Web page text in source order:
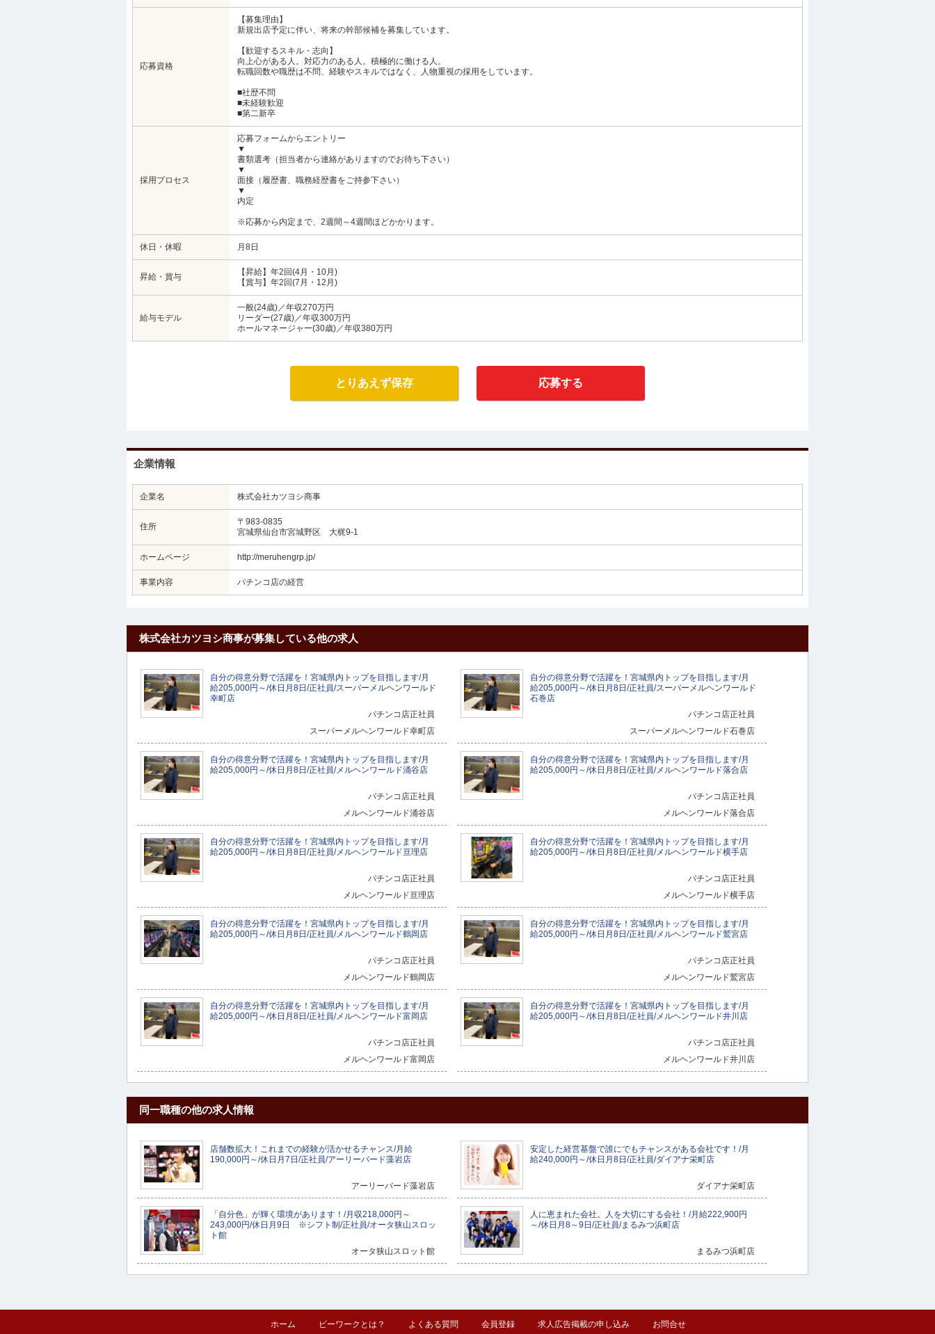
応募資格
【募集理由】
新規出店予定に伴い、将来の幹部候補を募集しています。
【歓迎するスキル・志向】
向上心がある人。対応力のある人。積極的に働ける人。
転職回数や職歴は不問、経験やスキルではなく、人物重視の採用をしています。
■社歴不問
■未経験歓迎
■第二新卒
採用プロセス
応募フォームからエントリー
▼
書類選考（担当者から連絡がありますのでお待ち下さい）
▼
面接（履歴書、職務経歴書をご持参下さい）
▼
内定
※応募から内定まで、2週間～4週間ほどかかります。
休日・休暇 月8日
昇給・賞与
【昇給】年2回(4月・10月)
【賞与】年2回(7月・12月)
給与モデル
一般(24歳)／年収270万円
リーダー(27歳)／年収300万円
ホールマネージャー(30歳)／年収380万円
とりあえず保存 応募する
企業情報
企業名 株式会社カツヨシ商事
住所
〒983-0835
宮城県仙台市宮城野区 大梶9-1
ホームページ http://meruhengrp.jp/
事業内容 パチンコ店の経営
株式会社カツヨシ商事が募集している他の求人
自分の得意分野で活躍を！宮城県内トップを目指します/月
給205,000円～/休日月8日/正社員/スーパーメルヘンワールド
幸町店
パチンコ店正社員
スーパーメルヘンワールド幸町店
自分の得意分野で活躍を！宮城県内トップを目指します/月
給205,000円～/休日月8日/正社員/スーパーメルヘンワールド
石巻店
パチンコ店正社員
スーパーメルヘンワールド石巻店
自分の得意分野で活躍を！宮城県内トップを目指します/月
給205,000円～/休日月8日/正社員/メルヘンワールド涌谷店
パチンコ店正社員
メルヘンワールド涌谷店
自分の得意分野で活躍を！宮城県内トップを目指します/月
給205,000円～/休日月8日/正社員/メルヘンワールド落合店
パチンコ店正社員
メルヘンワールド落合店
自分の得意分野で活躍を！宮城県内トップを目指します/月
給205,000円～/休日月8日/正社員/メルヘンワールド亘理店
パチンコ店正社員
メルヘンワールド亘理店
自分の得意分野で活躍を！宮城県内トップを目指します/月
給205,000円～/休日月8日/正社員/メルヘンワールド横手店
パチンコ店正社員
メルヘンワールド横手店
自分の得意分野で活躍を！宮城県内トップを目指します/月
給205,000円～/休日月8日/正社員/メルヘンワールド鶴岡店
パチンコ店正社員
メルヘンワールド鶴岡店
自分の得意分野で活躍を！宮城県内トップを目指します/月
給205,000円～/休日月8日/正社員/メルヘンワールド鷲宮店
パチンコ店正社員
メルヘンワールド鷲宮店
自分の得意分野で活躍を！宮城県内トップを目指します/月
給205,000円～/休日月8日/正社員/メルヘンワールド富岡店
パチンコ店正社員
メルヘンワールド富岡店
自分の得意分野で活躍を！宮城県内トップを目指します/月
給205,000円～/休日月8日/正社員/メルヘンワールド井川店
パチンコ店正社員
メルヘンワールド井川店
同一職種の他の求人情報
店舗数拡大！これまでの経験が活かせるチャンス/月給
190,000円～/休日月7日/正社員/アーリーバード藻岩店
アーリーバード藻岩店
安定した経営基盤で誰にでもチャンスがある会社です！/月
給240,000円～/休日月8日/正社員/ダイアナ栄町店
ダイアナ栄町店
「自分色」が輝く環境があります！/月収218,000円～
243,000円/休日月9日 ※シフト制/正社員/オータ狭山スロッ
ト館
オータ狭山スロット館
人に恵まれた会社。人を大切にする会社！/月給222,900円
～/休日月8～9日/正社員/まるみつ浜町店
まるみつ浜町店
ホーム ピーワークとは？ よくある質問 会員登録 求人広告掲載の申し込み お問合せ